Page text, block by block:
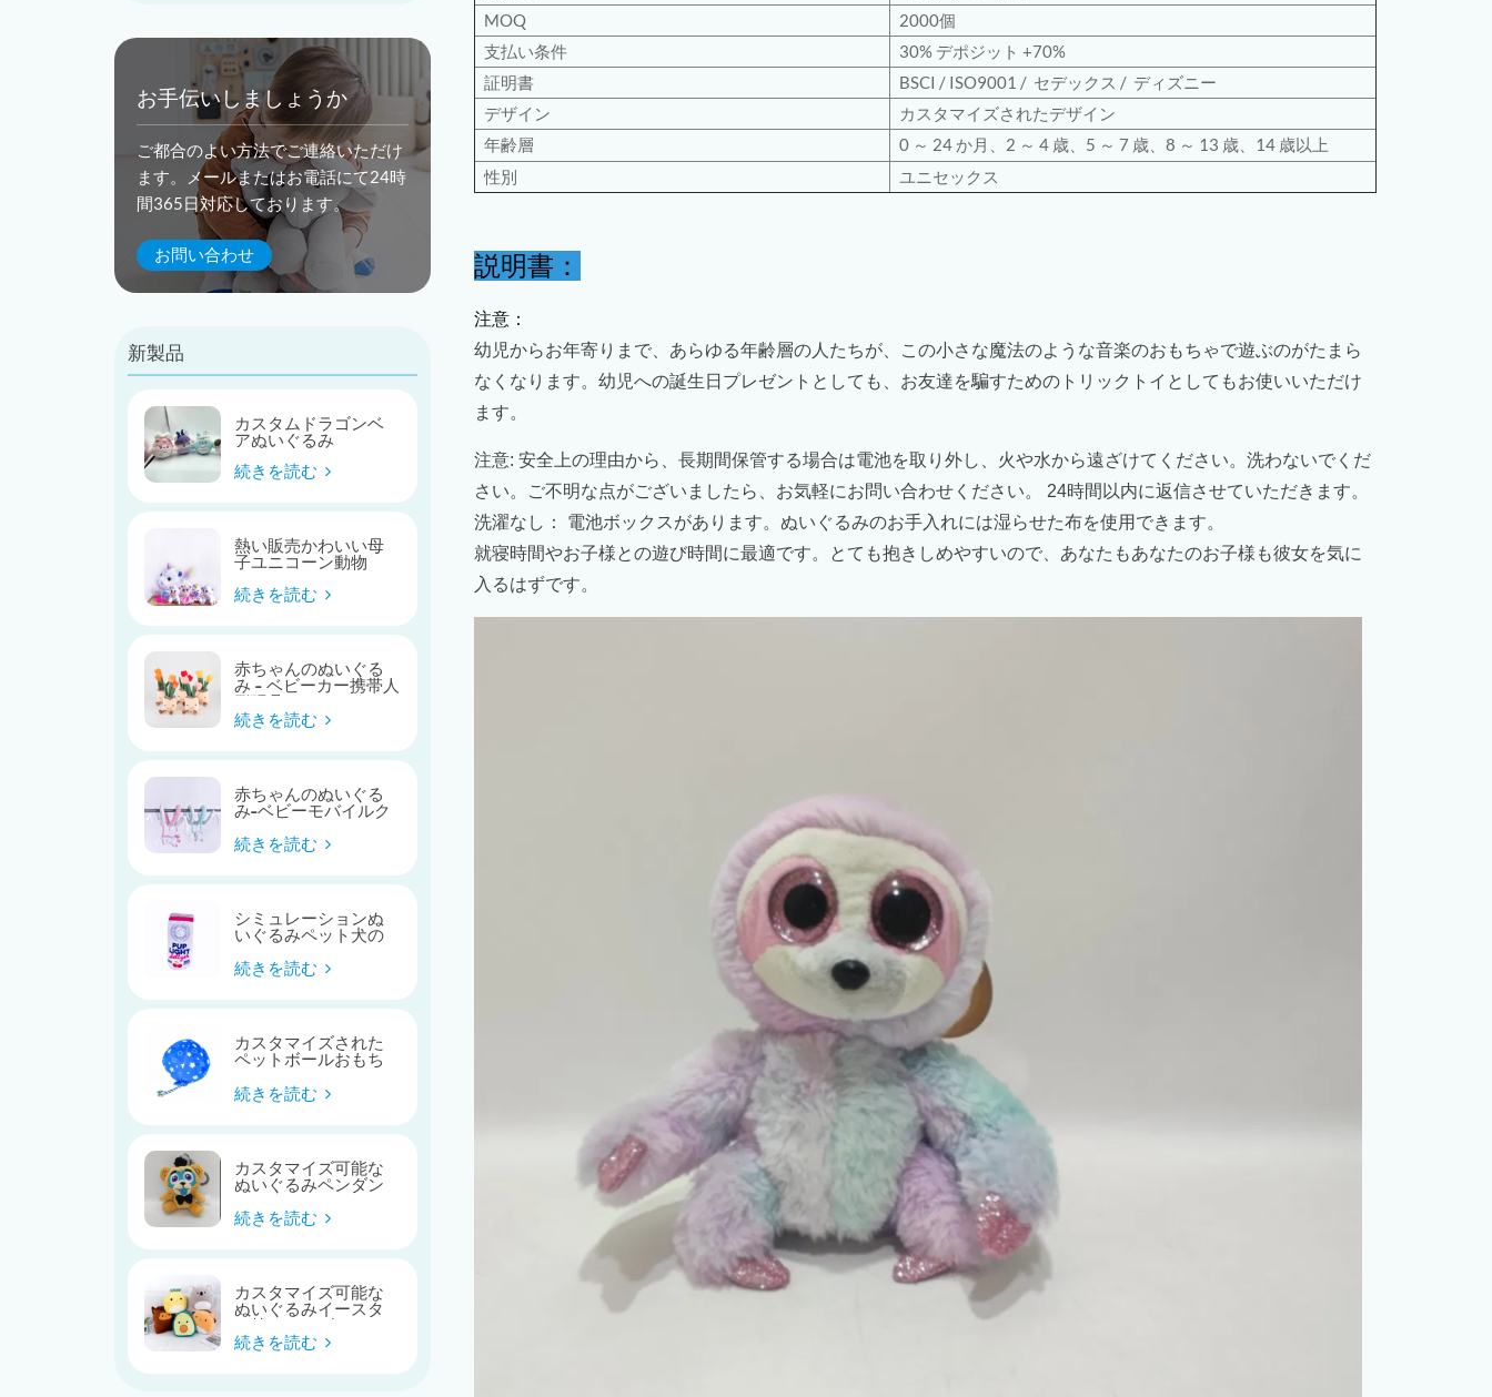
お手伝いしましょうか
ご都合のよい方法でご連絡いただけ
ます。メールまたはお電話にて24時
間365日対応しております。
お問い合わせ
新製品
カスタムドラゴンベ
アぬいぐるみ
続きを読む
熱い販売かわいい母
子ユニコーン動物
続きを読む
赤ちゃんのぬいぐる
み - ベビーカー携帯人
形玩具
続きを読む
赤ちゃんのぬいぐる
み-ベビーモバイルク
のベビーベッドのお
もちゃ
続きを読む
シミュレーションぬ
いぐるみペット犬の
おもちゃ
続きを読む
カスタマイズされた
ペットボールおもち
続きを読む
カスタマイズ可能な
ぬいぐるみペンダン
トバッグキーホルダ
ー
続きを読む
カスタマイズ可能な
ぬいぐるみイースタ
ー枕シリーズ
続きを読む
MOQ
2000個
支払い条件
30% デポジット +70%
証明書
BSCI / ISO9001 / セデックス / ディズニー
デザイン
カスタマイズされたデザイン
年齢層
0 ～ 24 か月、2 ～ 4 歳、5 ～ 7 歳、8 ～ 13 歳、14 歳以上
性別
ユニセックス
説明書：
注意：
幼児からお年寄りまで、あらゆる年齢層の人たちが、この小さな魔法のような音楽のおもちゃで遊ぶのがたまら
なくなります。幼児への誕生日プレゼントとしても、お友達を騙すためのトリックトイとしてもお使いいただけ
ます。
注意: 安全上の理由から、長期間保管する場合は電池を取り外し、火や水から遠ざけてください。洗わないでくだ
さい。ご不明な点がございましたら、お気軽にお問い合わせください。 24時間以内に返信させていただきます。
洗濯なし： 電池ボックスがあります。ぬいぐるみのお手入れには湿らせた布を使用できます。
就寝時間やお子様との遊び時間に最適です。とても抱きしめやすいので、あなたもあなたのお子様も彼女を気に
入るはずです。